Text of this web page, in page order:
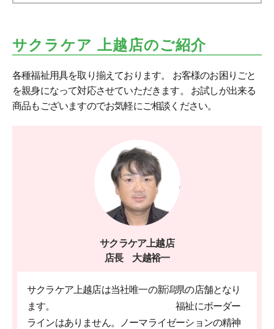
サクラケア 上越店のご紹介
各種福祉用具を取り揃えております。 お客様のお困りごと
を親身になって対応させていただきます。 お試しが出来る
商品もございますのでお気軽にご相談ください。
サクラケア上越店
店長 大越裕一
サクラケア上越店は当社唯一の新潟県の店舗となり
ます。 福祉にボーダー
ラインはありません。ノーマライゼーションの精神